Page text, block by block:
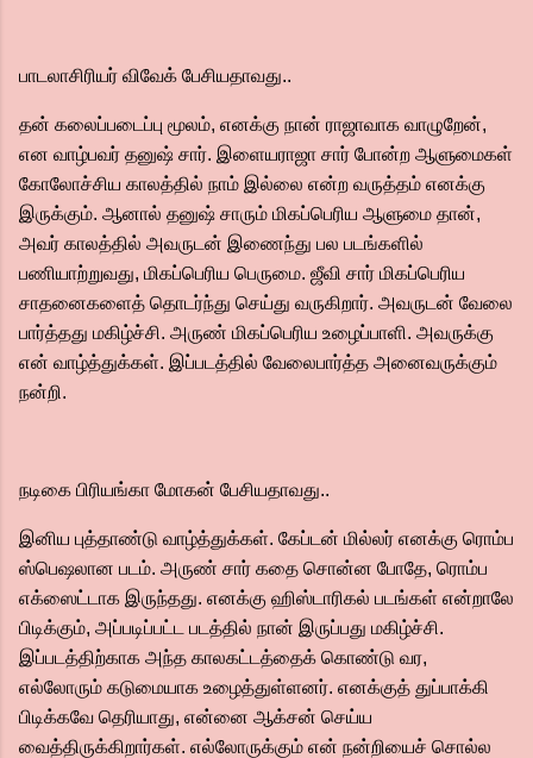
பாடலாசிரியர் விவேக் பேசியதாவது..
தன் கலைப்படைப்பு மூலம், எனக்கு நான் ராஜாவாக வாழுறேன்,
என வாழ்பவர் தனுஷ் சார். இளையராஜா சார் போன்ற ஆளுமைகள்
கோலோச்சிய காலத்தில் நாம் இல்லை என்ற வருத்தம் எனக்கு
இருக்கும். ஆனால் தனுஷ் சாரும் மிகப்பெரிய ஆளுமை தான்,
அவர் காலத்தில் அவருடன் இணைந்து பல படங்களில்
பணியாற்றுவது, மிகப்பெரிய பெருமை. ஜீவி சார் மிகப்பெரிய
சாதனைகளைத் தொடர்ந்து செய்து வருகிறார். அவருடன் வேலை
பார்த்தது மகிழ்ச்சி. அருண் மிகப்பெரிய உழைப்பாளி. அவருக்கு
என் வாழ்த்துக்கள். இப்படத்தில் வேலைபார்த்த அனைவருக்கும்
நன்றி.
நடிகை பிரியங்கா மோகன் பேசியதாவது..
இனிய புத்தாண்டு வாழ்த்துக்கள். கேப்டன் மில்லர் எனக்கு ரொம்ப
ஸ்பெஷலான படம். அருண் சார் கதை சொன்ன போதே, ரொம்ப
எக்ஸைட்டாக இருந்தது. எனக்கு ஹிஸ்டாரிகல் படங்கள் என்றாலே
பிடிக்கும், அப்படிப்பட்ட படத்தில் நான் இருப்பது மகிழ்ச்சி.
இப்படத்திற்காக அந்த காலகட்டத்தைக் கொண்டு வர,
எல்லோரும் கடுமையாக உழைத்துள்ளனர். எனக்குத் துப்பாக்கி
பிடிக்கவே தெரியாது, என்னை ஆக்சன் செய்ய
வைத்திருக்கிறார்கள். எல்லோருக்கும் என் நன்றியைச் சொல்ல